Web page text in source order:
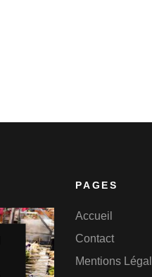
PAGES
Accueil
Contact
Mentions